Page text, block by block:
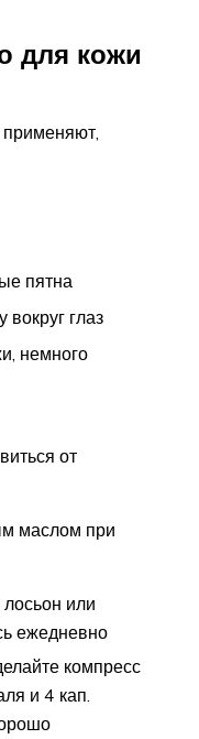
для кожи
пятна
вокруг глаз
немного
от
маслом при
или
ежедневно
компресс
и 4 кап.